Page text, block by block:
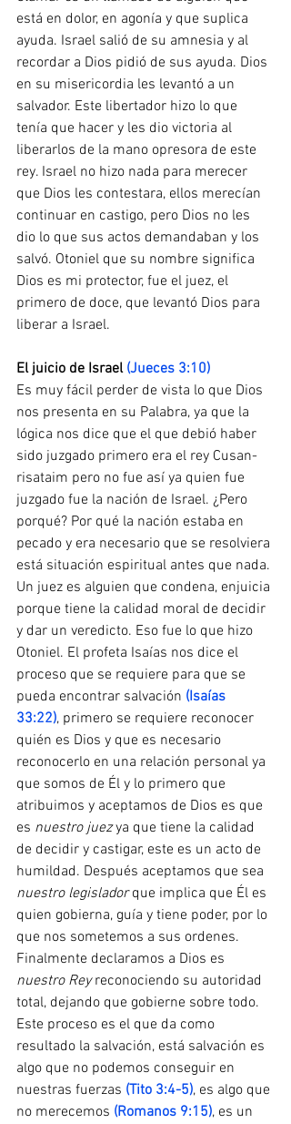
está en dolor, en agonía y que suplica
ayuda. Israel salió de su amnesia y al
recordar a Dios pidió de sus ayuda. Dios
en su misericordia les levantó a un
salvador. Este libertador hizo lo que
tenía que hacer y les dio victoria al
liberarlos de la mano opresora de este
rey. Israel no hizo nada para merecer
que Dios les contestara, ellos merecían
continuar en castigo, pero Dios no les
dio lo que sus actos demandaban y los
salvó. Otoniel que su nombre significa
Dios es mi protector, fue el juez, el
primero de doce, que levantó Dios para
liberar a Israel.
El​ ​juicio​ ​de​ ​Israel​ ​ (Jueces 3:10)
Es muy fácil perder de vista lo que Dios
nos presenta en su Palabra, ya que la
lógica nos dice que el que debió haber
sido juzgado primero era el rey Cusan-
risataim pero no fue así ya quien fue
juzgado fue la nación de Israel. ¿Pero
porqué? Por qué la nación estaba en
pecado y era necesario que se resolviera
está situación espiritual antes que nada.
Un juez es alguien que condena, enjuicia
porque tiene la calidad moral de decidir
y dar un veredicto. Eso fue lo que hizo
Otoniel. El profeta Isaías nos dice el
proceso que se requiere para que se
pueda encontrar salvación (Isaías
33:22), primero se requiere reconocer
quién es Dios y que es necesario
reconocerlo en una relación personal ya
que somos de Él y lo primero que
atribuimos y aceptamos de Dios es que
es nuestro juez ya que tiene la calidad
de decidir y castigar, este es un acto de
humildad. Después aceptamos que sea
nuestro legislador que implica que Él es
quien gobierna, guía y tiene poder, por lo
que nos sometemos a sus ordenes.
Finalmente declaramos a Dios es
nuestro Rey reconociendo su autoridad
total, dejando que gobierne sobre todo.
Este proceso es el que da como
resultado la salvación, está salvación es
algo que no podemos conseguir en
nuestras fuerzas (Tito 3:4-5), es algo que
no merecemos (Romanos 9:15), es un